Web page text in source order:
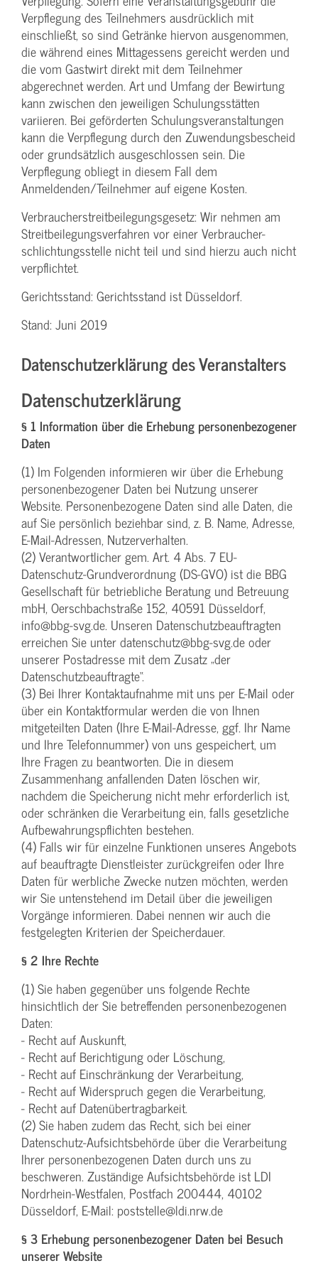
Verpflegung des Teilnehmers ausdrücklich mit
einschließt, so sind Getränke hiervon ausgenommen,
die während eines Mittagessens gereicht werden und
die vom Gastwirt direkt mit dem Teilnehmer
abgerechnet werden. Art und Umfang der Bewirtung
kann zwischen den jeweiligen Schulungsstätten
variieren. Bei geförderten Schulungs­veranstaltungen
kann die Verpflegung durch den Zuwendungs­bescheid
oder grundsätzlich ausgeschlossen sein. Die
Verpflegung obliegt in diesem Fall dem
Anmeldenden/­Teilnehmer auf eigene Kosten.
Verbraucher­streitbeilegungs­gesetz: Wir nehmen am
Streit­beilegungs­verfahren vor einer Verbraucher­
schlichtungs­stelle nicht teil und sind hierzu auch nicht
verpflichtet.
Gerichtsstand: Gerichtsstand ist Düsseldorf.
Stand: Juni 2019
Datenschutzerklärung des Veranstalters
Datenschutzerklärung
§ 1 Information über die Erhebung personenbezogener
Daten
(1) Im Folgenden informieren wir über die Erhebung
personenbezogener Daten bei Nutzung unserer
Website. Personenbezogene Daten sind alle Daten, die
auf Sie persönlich beziehbar sind, z. B. Name, Adresse,
E-Mail-Adressen, Nutzerverhalten.
(2) Verantwortlicher gem. Art. 4 Abs. 7 EU-
Datenschutz-Grundverordnung (DS-GVO) ist die BBG
Gesellschaft für betriebliche Beratung und Betreuung
mbH, Oerschbachstraße 152, 40591 Düsseldorf,
info@bbg-svg.de. Unseren Datenschutzbeauftragten
erreichen Sie unter datenschutz@bbg-svg.de oder
unserer Postadresse mit dem Zusatz „der
Datenschutzbeauftragte“.
(3) Bei Ihrer Kontaktaufnahme mit uns per E-Mail oder
über ein Kontaktformular werden die von Ihnen
mitgeteilten Daten (Ihre E-Mail-Adresse, ggf. Ihr Name
und Ihre Telefonnummer) von uns gespeichert, um
Ihre Fragen zu beantworten. Die in diesem
Zusammenhang anfallenden Daten löschen wir,
nachdem die Speicherung nicht mehr erforderlich ist,
oder schränken die Verarbeitung ein, falls gesetzliche
Aufbewahrungspflichten bestehen.
(4) Falls wir für einzelne Funktionen unseres Angebots
auf beauftragte Dienstleister zurückgreifen oder Ihre
Daten für werbliche Zwecke nutzen möchten, werden
wir Sie untenstehend im Detail über die jeweiligen
Vorgänge informieren. Dabei nennen wir auch die
festgelegten Kriterien der Speicherdauer.
§ 2 Ihre Rechte
(1) Sie haben gegenüber uns folgende Rechte
hinsichtlich der Sie betreffenden personenbezogenen
Daten:
- Recht auf Auskunft,
- Recht auf Berichtigung oder Löschung,
- Recht auf Einschränkung der Verarbeitung,
- Recht auf Widerspruch gegen die Verarbeitung,
- Recht auf Datenübertragbarkeit.
(2) Sie haben zudem das Recht, sich bei einer
Datenschutz-Aufsichtsbehörde über die Verarbeitung
Ihrer personenbezogenen Daten durch uns zu
beschweren. Zuständige Aufsichtsbehörde ist LDI
Nordrhein-Westfalen, Postfach 200444, 40102
Düsseldorf, E-Mail: poststelle@ldi.nrw.de
§ 3 Erhebung personenbezogener Daten bei Besuch
unserer Website